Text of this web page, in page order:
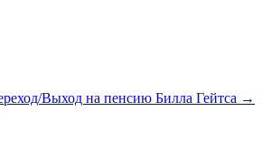
Выход на пенсию Билла Гейтса →